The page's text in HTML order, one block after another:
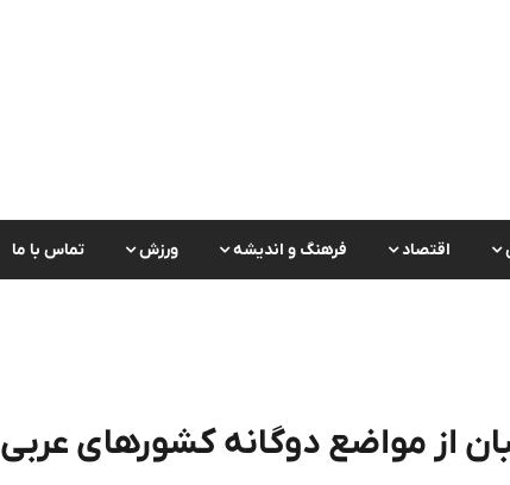
اقتصاد فرهنگ و اندیشه ورزش تماس با ما
از مواضع دوگانه کشورهای عربی